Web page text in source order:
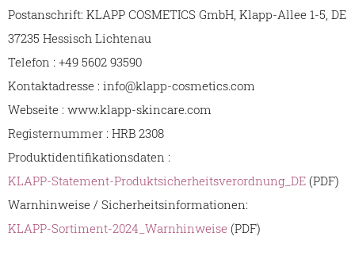
Postanschrift: KLAPP COSMETICS GmbH, Klapp-Allee 1-5, DE
37235 Hessisch Lichtenau
Telefon : +49 5602 93590
Kontaktadresse : info@klapp-cosmetics.com
Webseite : www.klapp-skincare.com
Registernummer : HRB 2308
Produktidentifikationsdaten :
KLAPP-Statement-Produktsicherheitsverordnung_DE (PDF)
Warnhinweise / Sicherheitsinformationen:
KLAPP-Sortiment-2024_Warnhinweise (PDF)